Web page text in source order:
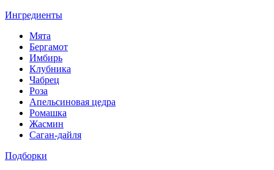
Ингредиенты
Мята
Бергамот
Имбирь
Клубника
Чабрец
Роза
Апельсиновая цедра
Ромашка
Жасмин
Саган-дайля
Подборки